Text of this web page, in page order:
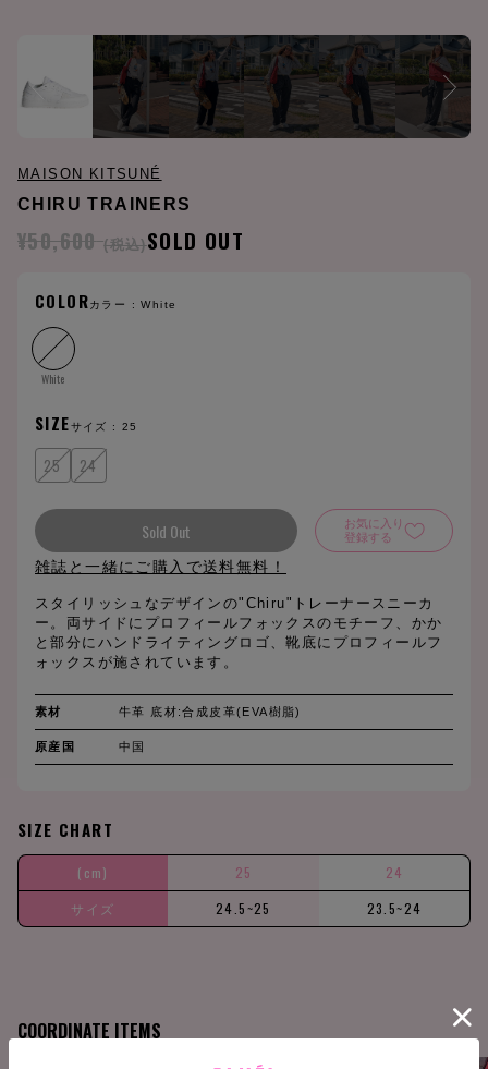
MAISON KITSUNÉ
CHIRU TRAINERS
¥50,600 (税込)SOLD OUT
COLORカラー :White
White
SIZEサイズ :25
25 24
Sold Out
お気に入り
登録する
雑誌と一緒にご購入で送料無料！
スタイリッシュなデザインの"Chiru"トレーナースニーカ
ー。両サイドにプロフィールフォックスのモチーフ、かか
と部分にハンドライティングロゴ、靴底にプロフィールフ
ォックスが施されています。
素材 牛革 底材:合成皮革(EVA樹脂)
原産国 中国
SIZE CHART
(cm) 25
24
サイズ
24.5~25 23.5~24
COORDINATE ITEMS